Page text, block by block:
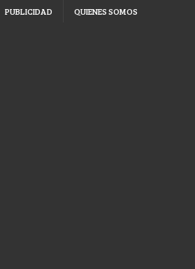
PUBLICIDAD QUIENES SOMOS